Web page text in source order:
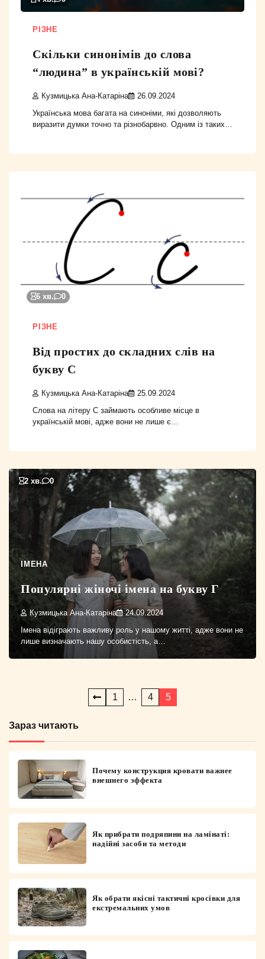
РІЗНЕ
Скільки синонімів до слова
“людина” в українській мові?
Кузмицька Ана-Катаріна 26.09.2024
Українська мова багата на синоніми, які дозволяють
виразити думки точно та різнобарвно. Одним із таких…
6 хв. 0
РІЗНЕ
Від простих до складних слів на
букву С
Кузмицька Ана-Катаріна 25.09.2024
Слова на літеру С займають особливе місце в
українській мові, адже вони не лише є…
2 хв. 0
ІМЕНА
Популярні жіночі імена на букву Г
Кузмицька Ана-Катаріна 24.09.2024
Імена відіграють важливу роль у нашому житті, адже вони не
лише визначають нашу особистість, а…
записів
1 … 4 5
Зараз читають
Почему конструкция кровати важнее
внешнего эффекта
Як прибрати подряпини на ламінаті:
надійні засоби та методи
Як обрати якісні тактичні кросівки для
екстремальних умов